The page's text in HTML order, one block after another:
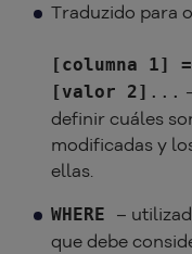
Traduzido para
[columna 1]
[valor 2] ...
definir cuáles
modificadas y
ellas.
WHERE
–
que debe